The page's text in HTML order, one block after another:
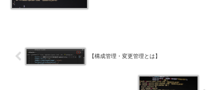
【構成管理・変更管理とは】